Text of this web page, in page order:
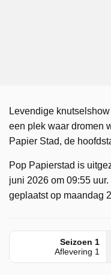
Levendige
een plek waar dromen
Papier Stad, de
Pop Papierstad is
juni 2026 om 09:55
geplaatst op maandag
Seizoen 1
Aflevering 1